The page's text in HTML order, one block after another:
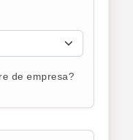
de empresa?